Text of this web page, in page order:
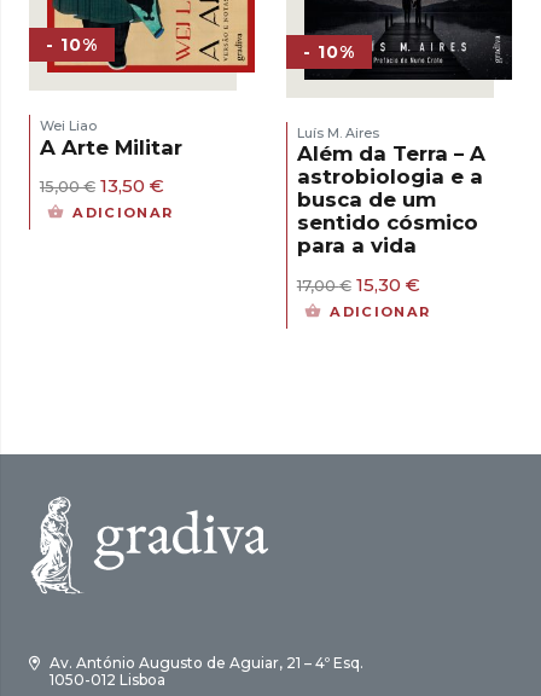
- 10%
Wei Liao
A Arte Militar
15,00€ O
preço
13,50 €
preço
ADICIONAR
- 10%
Luís M. Aires
Além da Terra – A
astrobiologia e a
busca de um
sentido cósmico
para a vida
17,00€ O
preço
original
15,30 €O
preço
atual
ADICIONAR
Av. António Augusto de Aguiar, 21 – 4º Esq.
1050-012 Lisboa